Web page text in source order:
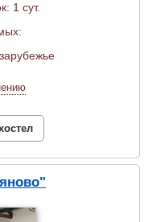
1 сут.